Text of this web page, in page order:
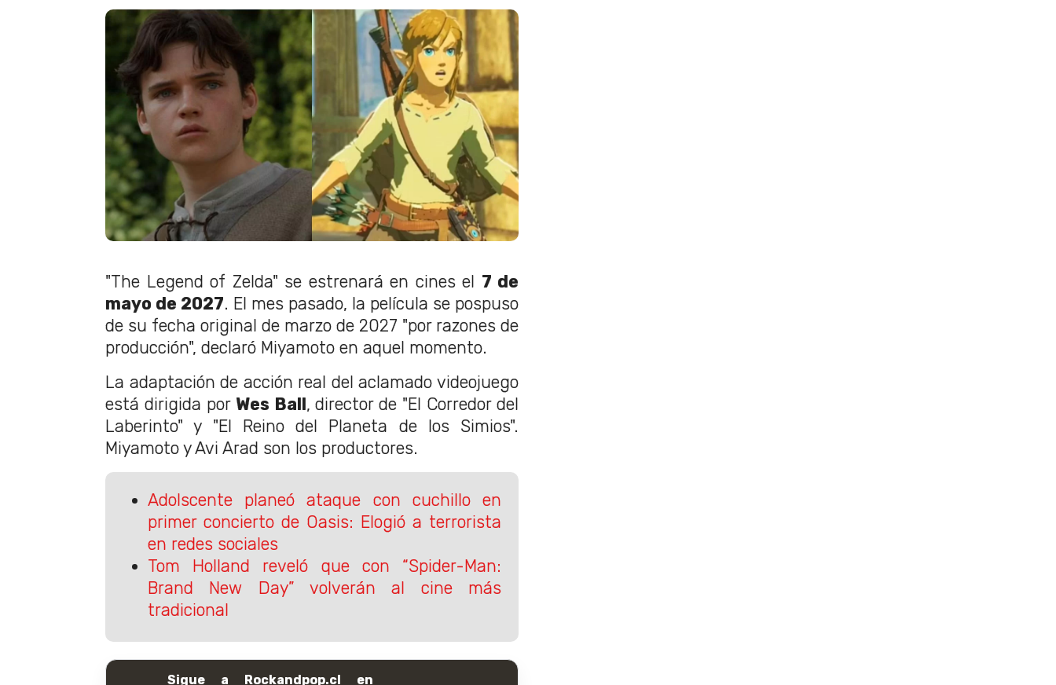
"The Legend of Zelda" se estrenará en cines el 7 de
mayo de 2027. El mes pasado, la película se pospuso
de su fecha original de marzo de 2027 "por razones de
producción", declaró Miyamoto en aquel momento.
La adaptación de acción real del aclamado videojuego
está dirigida por Wes Ball, director de "El Corredor del
Laberinto" y "El Reino del Planeta de los Simios".
Miyamoto y Avi Arad son los productores.
Adolscente planeó ataque con cuchillo en
primer concierto de Oasis: Elogió a terrorista
en redes sociales
Tom Holland reveló que con “Spider-Man:
Brand New Day” volverán al cine más
tradicional
Sigue a Rockandpop.cl en